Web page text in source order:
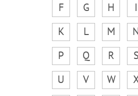
F
G H I
K
L M
P
Q R S
U
V W